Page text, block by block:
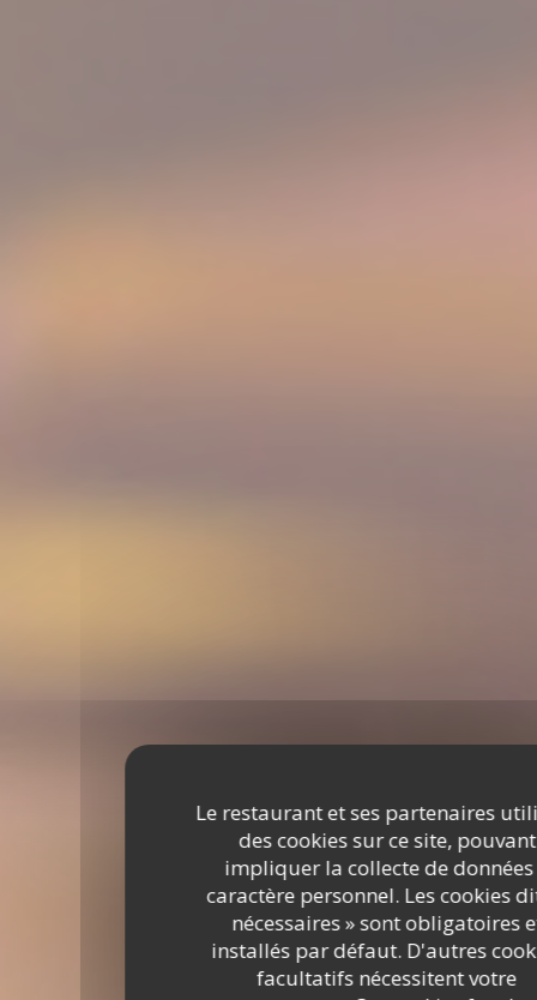
Le restaurant et ses partenaires
des cookies sur ce site, pouvant
impliquer la collecte de
caractère personnel. Les cookies
nécessaires » sont obligatoires
installés par défaut. D'autres
facultatifs nécessitent votre